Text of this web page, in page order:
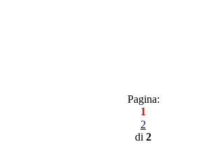
Pagina:
1
2
di 2